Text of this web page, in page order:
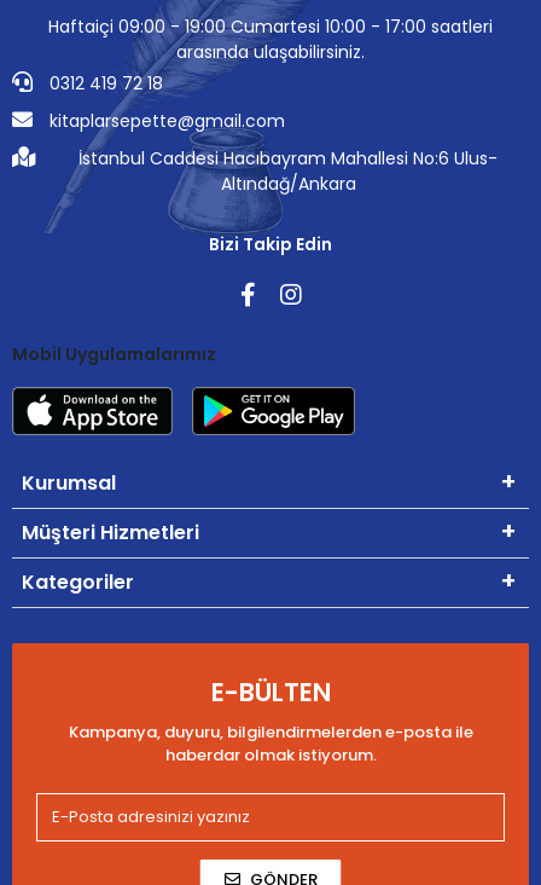
Haftaiçi 09:00 - 19:00 Cumartesi 10:00 - 17:00 saatleri
arasında ulaşabilirsiniz.
0312 419 72 18
kitaplarsepette@gmail.com
İstanbul Caddesi Hacıbayram Mahallesi No:6 Ulus-
Altındağ/Ankara
Bizi Takip Edin
Mobil Uygulamalarımız
Kurumsal
Müşteri Hizmetleri
Kategoriler
E-BÜLTEN
Kampanya, duyuru, bilgilendirmelerden e-posta ile
haberdar olmak istiyorum.
GÖNDER